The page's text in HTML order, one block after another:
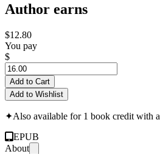
Author earns
$12.80
You pay
$
Add to Cart
Add to Wishlist
✦Also available for 1 book credit with a
EPUB
About